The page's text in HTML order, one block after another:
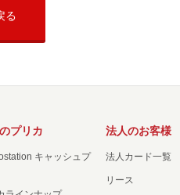
る
プリカ
キャッシュプ
法人のお客様
法人カード一覧
リース